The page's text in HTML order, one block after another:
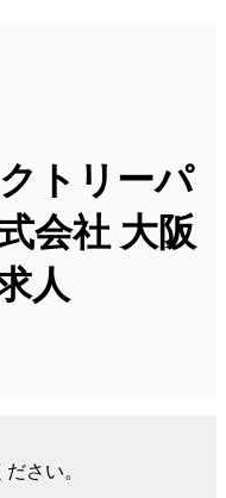
トリーパ
会社 大阪
人
さい。